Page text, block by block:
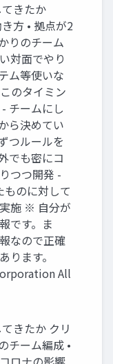
きたか
⽅ • 拠点が2
りのチーム
対⾯でやり
ム等使いな
のタイミン
チームにし
ら決めてい
つルールを
でも密にコ
つつ開発 -
ものに対して
施 ※ 自分が
です。ま
なので正確
ります。
All
きたか クリ
チーム編成 •